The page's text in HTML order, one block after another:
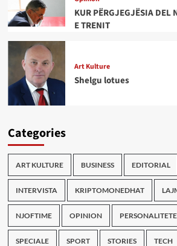
KUR PËRGJEGJËSIA DEL
E TRENIT
Art Kulture
Shelgu lotues
Categories
ART KULTURE BUSINESS EDITORIAL
INTERVISTA KRIPTOMONEDHAT
NJOFTIME OPINION PERSONALITETE
SPECIALE SPORT STORIES TECH